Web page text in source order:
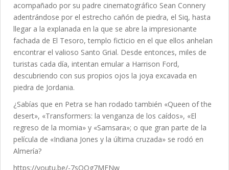
acompañado por su padre cinematográfico Sean Connery
adentrándose por el estrecho cañón de piedra, el Siq, hasta
llegar a la explanada en la que se abre la impresionante
fachada de El Tesoro, templo ficticio en el que ellos anhelan
encontrar el valioso Santo Grial. Desde entonces, miles de
turistas cada día, intentan emular a Harrison Ford,
descubriendo con sus propios ojos la joya excavada en
piedra de Jordania.
¿Sabías que en Petra se han rodado también «Queen of the
desert», «Transformers: la venganza de los caídos», «El
regreso de la momia» y «Samsara»; o que gran parte de la
película de «Indiana Jones y la última cruzada» se rodó en
Almería?
https://youtu.be/-7sQQg7MFNw